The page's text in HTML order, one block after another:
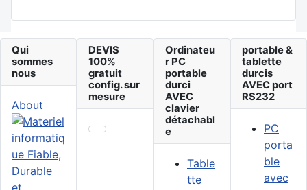
Qui
sommes
nous
About
DEVIS
100%
gratuit
config. sur
mesure
Ordinateu
r PC
portable
durci
AVEC
clavier
détachabl
e
Table
tte
portable &
tablette
durcis
AVEC port
RS232
PC
porta
ble
avec